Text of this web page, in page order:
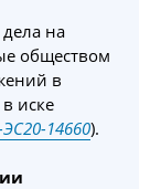
на
обществом
в
иске
14660).